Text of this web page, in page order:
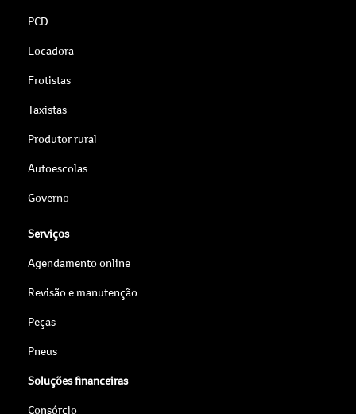
PCD
Locadora
Frotistas
Taxistas
Produtor rural
Autoescolas
Governo
Serviços
Agendamento online
Revisão e manutenção
Peças
Pneus
Soluções financeiras
Consórcio